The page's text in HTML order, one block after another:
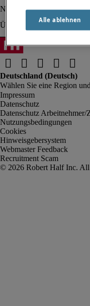
Impressum
Datenschutz
Datenschutz Arbeitnehmer/
Nutzungsbedingungen
Cookies
Hinweisgebersystem
Webmaster Feedback
Recruitment Scam
Alle ablehnen